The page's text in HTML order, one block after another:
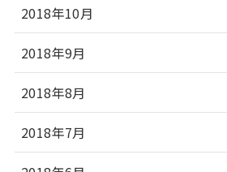
2018年10月
2018年9月
2018年8月
2018年7月